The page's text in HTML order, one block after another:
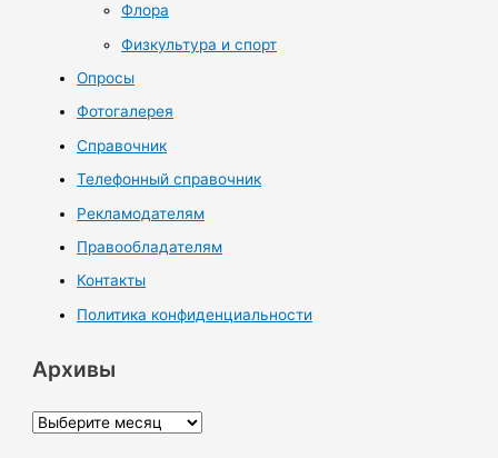
Флора
Физкультура и спорт
Опросы
Фотогалерея
Справочник
Телефонный справочник
Рекламодателям
Правообладателям
Контакты
Политика конфиденциальности
Архивы
А